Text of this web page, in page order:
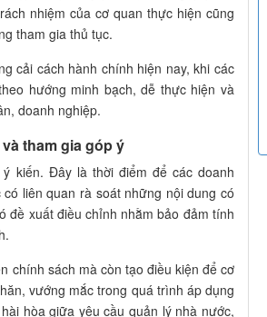
nhiệm của cơ quan thực hiện cũng
tham gia thủ tục.
cải cách hành chính hiện nay, khi các
hướng minh bạch, dễ thực hiện và
doanh nghiệp.
tham gia góp ý
kiến. Đây là thời điểm để các doanh
liên quan rà soát những nội dung có
đề xuất điều chỉnh nhằm bảo đảm tính
chính sách mà còn tạo điều kiện để cơ
vướng mắc trong quá trình áp dụng
hòa giữa yêu cầu quản lý nhà nước,